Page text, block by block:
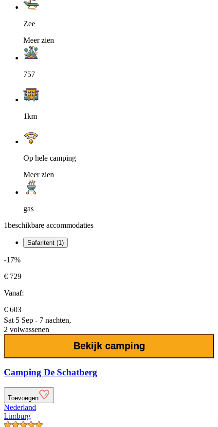
Zee
Meer zien
757
1km
Op hele camping
Meer zien
gas
1beschikbare accommodaties
Safaritent (1)
-17%
€ 729
Vanaf:
€ 603
Sat 5 Sep - 7 nachten,
2 volwassenen
Bekijk camping
Camping De Schatberg
Toevoegen
Nederland
Limburg